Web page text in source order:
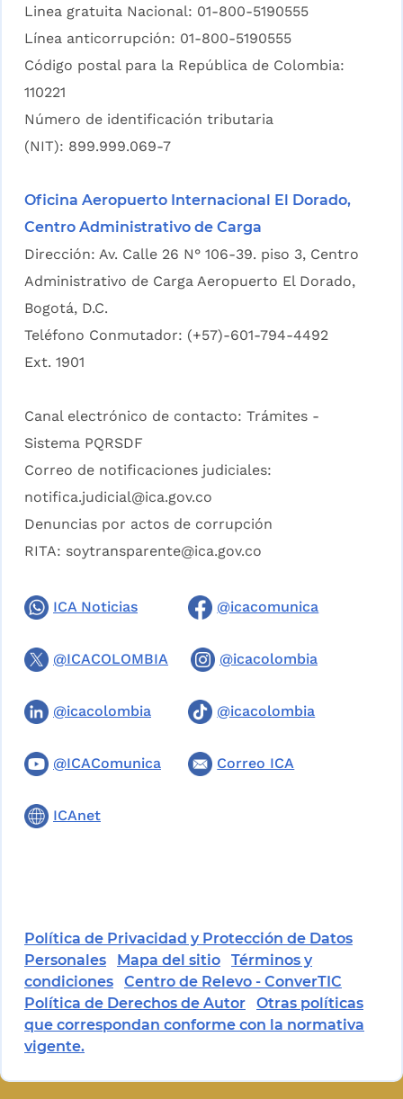
Linea gratuita Nacional: 01-800-5190555
Línea anticorrupción: 01-800-5190555
Código postal para la República de Colombia:
110221
Número de identificación tributaria
(NIT): 899.999.069-7
Oficina Aeropuerto Internacional El Dorado,
Centro Administrativo de Carga
Dirección: Av. Calle 26 N° 106-39. piso 3, Centro
Administrativo de Carga Aeropuerto El Dorado,
Bogotá, D.C.
Teléfono Conmutador: (+57)-601-794-4492
Ext. 1901
Canal electrónico de contacto: Trámites -
Sistema PQRSDF
Correo de notificaciones judiciales:
notifica.judicial@ica.gov.co
Denuncias por actos de corrupción
RITA: soytransparente@ica.gov.co
ICA Noticias @icacomunica
@ICACOLOMBIA @icacolombia
@icacolombia @icacolombia
@ICAComunica Correo ICA
ICAnet
Política de Privacidad y Protección de Datos
Personales
Mapa del sitio
Términos y
condiciones
Centro de Relevo - ConverTIC
Política de Derechos de Autor
Otras políticas
que correspondan conforme con la normativa
vigente.